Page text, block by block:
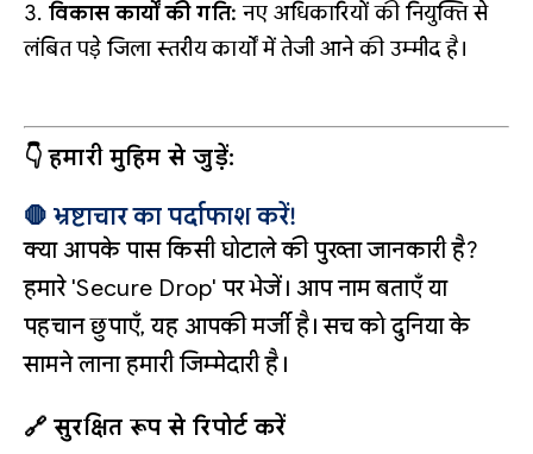
विकास कार्यों की गति: नए अधिकारियों की नियुक्ति से
लंबित पड़े जिला स्तरीय कार्यों में तेजी आने की उम्मीद है।
👇 हमारी मुहिम से जुड़ें:
🛑 भ्रष्टाचार का पर्दाफाश करें!
क्या आपके पास किसी घोटाले की पुख्ता जानकारी है?
हमारे 'Secure Drop' पर भेजें। आप नाम बताएँ या
पहचान छुपाएँ, यह आपकी मर्जी है। सच को दुनिया के
सामने लाना हमारी जिम्मेदारी है।
🔗 सुरक्षित रूप से रिपोर्ट करें